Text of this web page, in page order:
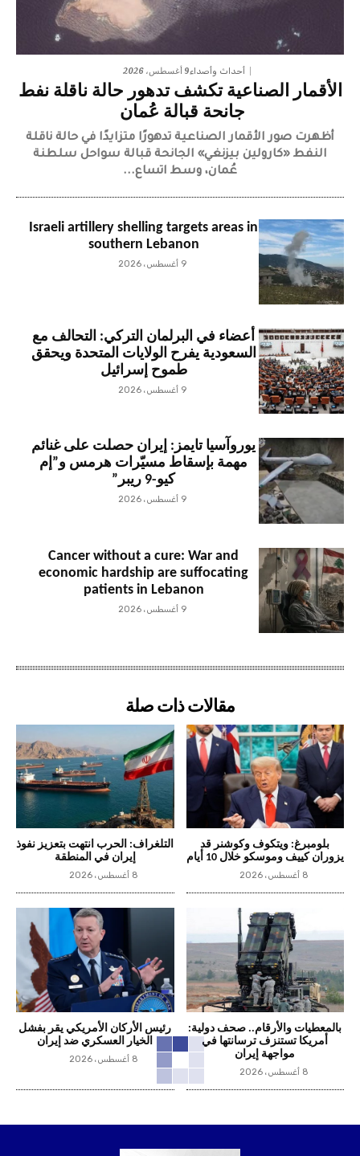
أحداث وأصداء9 أغسطس، 2026
الأقمار الصناعية تكشف تدهور حالة ناقلة نفط
جانحة قبالة عُمان
أظهرت صور الأقمار الصناعية تدهورًا متزايدًا في حالة ناقلة
النفط «كارولين بيزنغي» الجانحة قبالة سواحل سلطنة
عُمان، وسط اتساع...
Israeli artillery shelling targets areas in
southern Lebanon
9 أغسطس، 2026
أعضاء في البرلمان التركي: التحالف مع
السعودية يفرح الولايات المتحدة ويحقق
طموح إسرائيل
9 أغسطس، 2026
يوروآسيا تايمز: إيران حصلت على غنائم
مهمة بإسقاط مسيّرات هرمس و”إم
كيو-9 ريبر”
9 أغسطس، 2026
Cancer without a cure: War and
economic hardship are suffocating
patients in Lebanon
9 أغسطس، 2026
مقالات ذات صلة
بلومبرغ: ويتكوف وكوشنر قد
يزوران كييف وموسكو خلال 10 أيام
8 أغسطس، 2026
التلغراف: الحرب انتهت بتعزيز نفوذ
إيران في المنطقة
8 أغسطس، 2026
بالمعطيات والأرقام.. صحف دولية:
أمريكا تستنزف ترسانتها في
مواجهة إيران
8 أغسطس، 2026
رئيس الأركان الأمريكي يقر بفشل
الخيار العسكري ضد إيران
8 أغسطس، 2026